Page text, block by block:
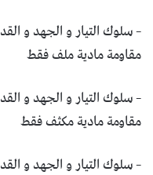
– سلوك التيار و الجهد و
مقاومة مادية ملف فقط
– سلوك التيار و الجهد و
مقاومة مادية مكثف فقط
– سلوك التيار و الجهد و